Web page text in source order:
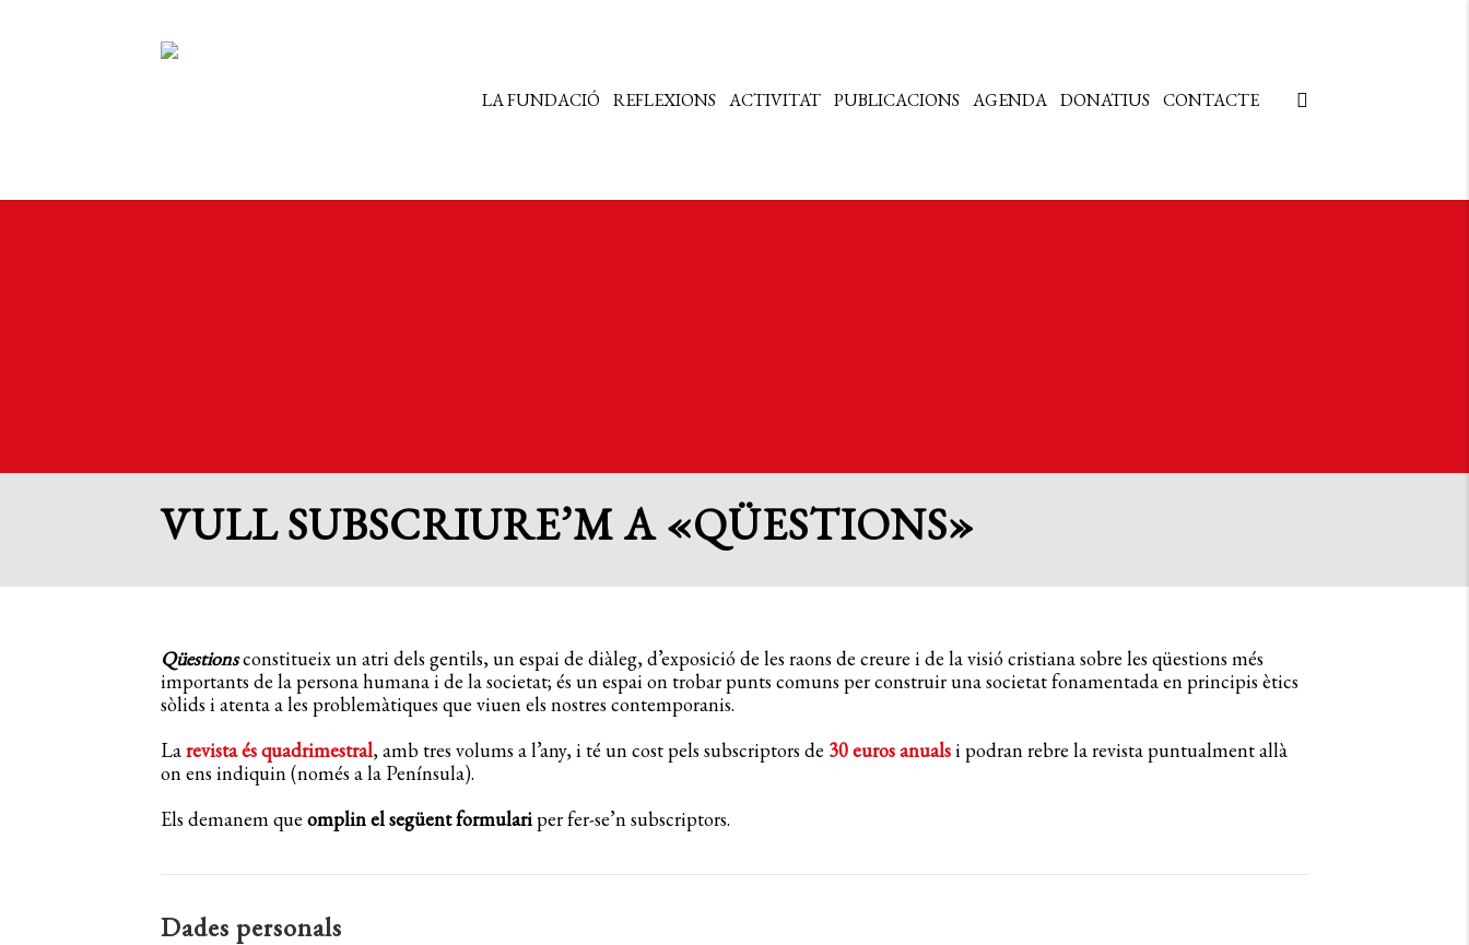
LA FUNDACIÓ REFLEXIONS ACTIVITAT PUBLICACIONS AGENDA DONATIUS CONTACTE
VULL SUBSCRIURE’M A «QÜESTIONS»
Qüestionsconstitueix un atri dels gentils, un espai de diàleg, d’exposició de les raons de creure i de la visió cristiana sobre les qüestions més
importants de la persona humana i de la societat; és un espai on trobar punts comuns per construir una societat fonamentada en principis ètics
sòlids i atenta a les problemàtiques que viuen els nostres contemporanis.
Larevista és quadrimestral, amb tres volums a l’any, i té un cost pels subscriptors de 30 euros anualsi podran rebre la revista puntualment allà
on ens indiquin (només a la Península).
Els demanem que omplin el següent formulariper fer-se’n subscriptors.
Dades personals